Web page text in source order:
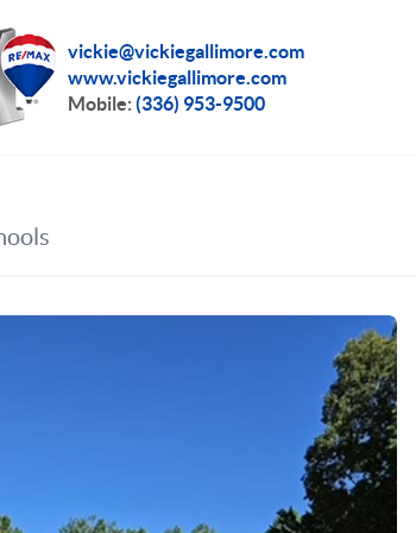
vickie@vickiegallimore.com
www.vickiegallimore.com
Mobile:(336) 953-9500